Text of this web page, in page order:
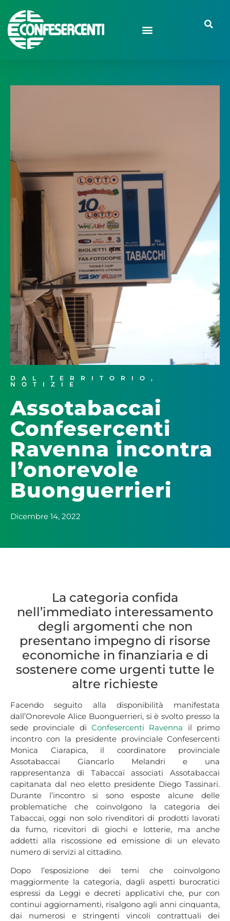
DAL TERRITORIO ,
NOTIZIE
Assotabaccai
Confesercenti
Ravenna incontra
l’onorevole
Buonguerrieri
Dicembre 14, 2022
La categoria confida
nell’immediato interessamento
degli argomenti che non
presentano impegno di risorse
economiche in finanziaria e di
sostenere come urgenti tutte le
altre richieste
Facendo seguito alla disponibilità manifestata
dall’Onorevole Alice Buonguerrieri, si è svolto presso la
sede provinciale di Confesercenti Ravenna il primo
incontro con la presidente provinciale Confesercenti
Monica Ciarapica, il coordinatore provinciale
Assotabaccai Giancarlo Melandri e una
rappresentanza di Tabaccai associati Assotabaccai
capitanata dal neo eletto presidente Diego Tassinari.
Durante l’incontro si sono esposte alcune delle
problematiche che coinvolgono la categoria dei
Tabaccai, oggi non solo rivenditori di prodotti lavorati
da fumo, ricevitori di giochi e lotterie, ma anche
addetti alla riscossione ed emissione di un elevato
numero di servizi al cittadino.
Dopo l’esposizione dei temi che coinvolgono
maggiormente la categoria, dagli aspetti burocratici
espressi da Leggi e decreti applicativi che, pur con
continui aggiornamenti, risalgono agli anni cinquanta,
dai numerosi e stringenti vincoli contrattuali dei